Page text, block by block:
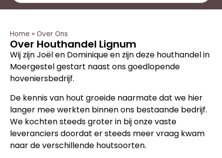
Home » Over Ons
Over Houthandel Lignum
Wij zijn Joël en Dominique en zijn deze houthandel in
Moergestel gestart naast ons goedlopende
hoveniersbedrijf.
De kennis van hout groeide naarmate dat we hier
langer mee werkten binnen ons bestaande bedrijf.
We kochten steeds groter in bij onze vaste
leveranciers doordat er steeds meer vraag kwam
naar de verschillende houtsoorten.